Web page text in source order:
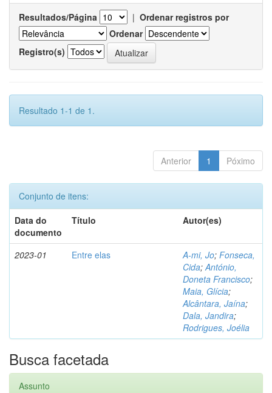
Resultados/Página | Ordenar registros por
Ordenar
Registro(s)
Resultado 1-1 de 1.
Anterior 1 Póximo
Conjunto de itens:
Data do
documento
Título Autor(es)
2023-01 Entre elas A-mi, Jo; Fonseca,
Cida;António,
Doneta Francisco;
Maia, Glícia;
Alcântara, Jaína;
Dala, Jandira;
Rodrigues, Joélia
Busca facetada
Assunto